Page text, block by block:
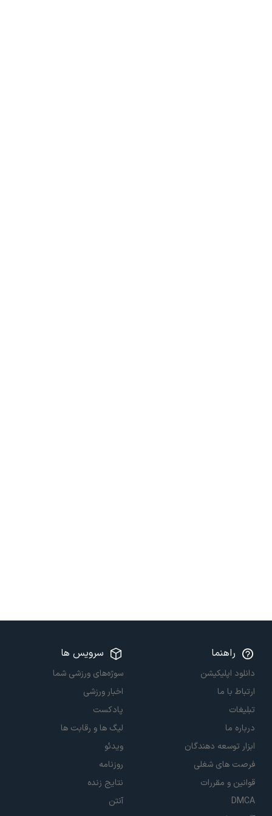
راهنما
دانلود اپلیکیشن
ارتباط با ما
تبلیغات
درباره ما
ابزار توسعه دهندگان
فرصت های شغلی
قوانین و مقررات
DMCA
سرویس ها
سوژه‌های ورزشی شما
اخبار ورزشی
پادکست
لیگ ها و رقابت ها
ویدئو
روزنامه
نتایج زنده
آنتن